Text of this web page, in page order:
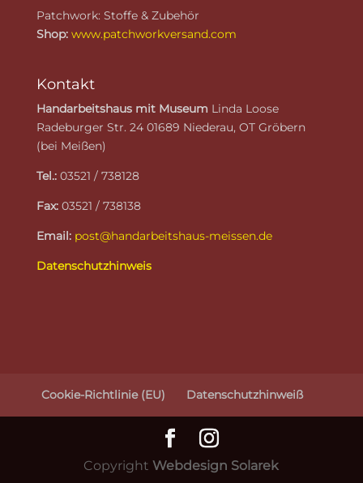
Patchwork: Stoffe & Zubehör
Shop: www.patchworkversand.com
Kontakt
Handarbeitshaus mit Museum Linda Loose
Radeburger Str. 24 01689 Niederau, OT Gröbern
(bei Meißen)
Tel.:03521 / 738128
Fax: 03521 / 738138
Email: post@handarbeitshaus-meissen.de
Datenschutzhinweis
Cookie-Richtlinie (EU) Datenschutzhinweiß
CopyrightWebdesign Solarek